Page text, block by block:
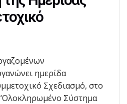
ημερίδα
Σχεδιασμό, στo
Σύστημα